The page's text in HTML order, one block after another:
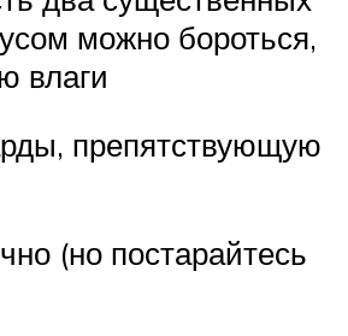
можно бороться,
влаги
препятствующую
(но постарайтесь